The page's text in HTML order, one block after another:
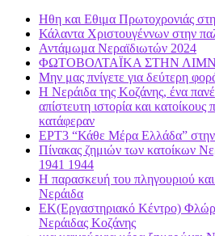
Ηθη και Εθιμα Πρωτοχρονιάς
Κάλαντα Χριστουγέννων στην
Αντάμωμα Νεραϊδιωτών 2024
ΦΩΤΟΒΟΛΤΑΪΚΑ ΣΤΗΝ
Μην μας πνίγετε για δεύτερη
Η Νεράιδα της Κοζάνης, ένα
απίστευτη ιστορία και
κατάφεραν
ΕΡΤ3 “Κάθε Mέρα Ελλάδα”
Πίνακας ζημιών των κατοίκων
1941 1944
Η παρασκευή του πληγουριού
Νεράιδα
ΕΚ(Εργαστηριακό Κέντρο)
Νεράιδας Κοζάνης